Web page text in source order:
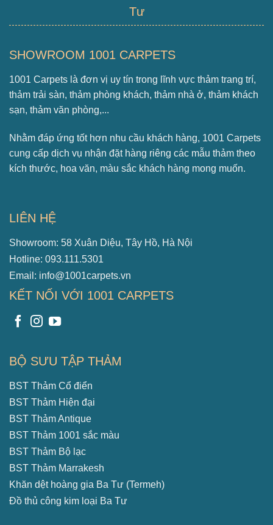
Tư
SHOWROOM 1001 CARPETS
1001 Carpets là đơn vị uy tín trong lĩnh vực thảm trang trí,
thảm trải sàn, thảm phòng khách, thảm nhà ở, thảm khách
sạn, thảm văn phòng,...
Nhằm đáp ứng tốt hơn nhu cầu khách hàng, 1001 Carpets
cung cấp dịch vụ nhận đặt hàng riêng các mẫu thảm theo
kích thước, hoa văn, màu sắc khách hàng mong muốn.
LIÊN HỆ
Showroom: 58 Xuân Diệu, Tây Hồ, Hà Nội
Hotline: 093.111.5301
Email: info@1001carpets.vn
KẾT NỐI VỚI 1001 CARPETS
BỘ SƯU TẬP THẢM
BST Thảm Cổ điển
BST Thảm Hiện đại
BST Thảm Antique
BST Thảm 1001 sắc màu
BST Thảm Bộ lạc
BST Thảm Marrakesh
Khăn dệt hoàng gia Ba Tư (Termeh)
Đồ thủ công kim loại Ba Tư